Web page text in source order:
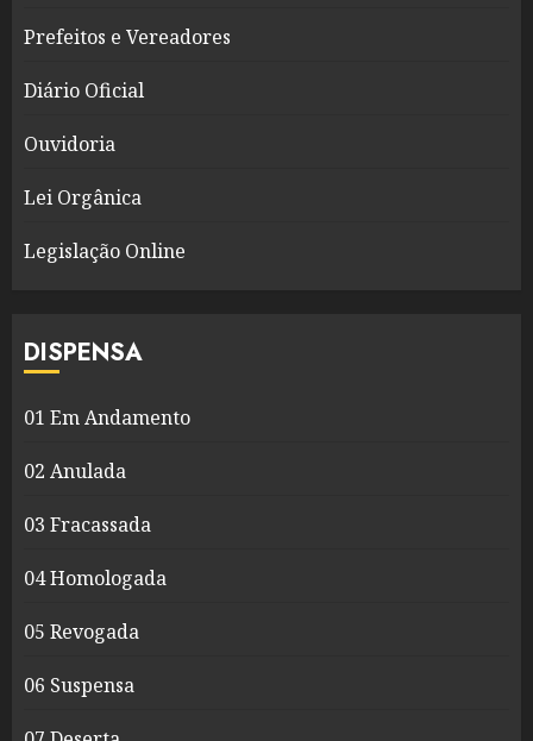
Prefeitos e Vereadores
Diário Oficial
Ouvidoria
Lei Orgânica
Legislação Online
DISPENSA
01 Em Andamento
02 Anulada
03 Fracassada
04 Homologada
05 Revogada
06 Suspensa